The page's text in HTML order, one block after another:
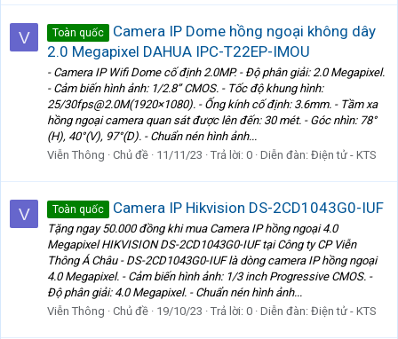
V Toàn quốc
Camera IP Dome hồng ngoại không dây
2.0 Megapixel DAHUA IPC-T22EP-IMOU
- Camera IP Wifi Dome cố định 2.0MP. - Độ phân giải: 2.0 Megapixel.
- Cảm biến hình ảnh: 1/2.8” CMOS. - Tốc độ khung hình:
25/30fps@2.0M(1920×1080). - Ống kính cố định: 3.6mm. - Tầm xa
hồng ngoại camera quan sát được lên đến: 30 mét. - Góc nhìn: 78°
(H), 40°(V), 97°(D). - Chuẩn nén hình ảnh...
Viễn Thông
Chủ đề 11/11/23 Trả lời: 0 Diễn đàn: Điện tử - KTS
V Toàn quốc Camera IP Hikvision DS-2CD1043G0-IUF
Tặng ngay 50.000 đồng khi mua Camera IP hồng ngoại 4.0
Megapixel HIKVISION DS-2CD1043G0-IUF tại Công ty CP Viễn
Thông Á Châu - DS-2CD1043G0-IUF là dòng camera IP hồng ngoại
4.0 Megapixel. - Cảm biến hình ảnh: 1/3 inch Progressive CMOS. -
Độ phân giải: 4.0 Megapixel. - Chuẩn nén hình ảnh...
Viễn Thông
Chủ đề 19/10/23 Trả lời: 0 Diễn đàn: Điện tử - KTS